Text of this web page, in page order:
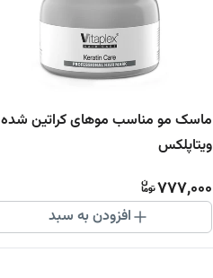
ماسک مو مناسب موهای کراتین شده
ویتاپلکس
777,000
افزودن به سبد